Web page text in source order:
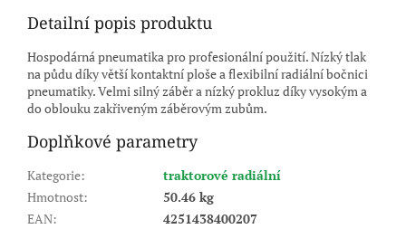
Detailní popis produktu
Hospodárná pneumatika pro profesionální použití. Nízký tlak
na půdu díky větší kontaktní ploše a flexibilní radiální bočnici
pneumatiky. Velmi silný záběr a nízký prokluz díky vysokým a
do oblouku zakřiveným záběrovým zubům.
Doplňkové parametry
Kategorie:
traktorové radiální
Hmotnost:
50.46 kg
EAN:
4251438400207